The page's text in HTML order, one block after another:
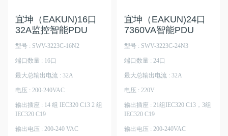
宜坤（EAKUN)16口
32A监控智能PDU
型号 : SWV-3223C-16N2
端口数量 : 16口
最大总输出电流 : 32A
电压 : 200-240VAC
输出插座 : 14 组 IEC320 C13 2 组
IEC320 C19
输出电压 : 200-240 VAC
宜坤（EAKUN)24口
7360VA智能PDU
型号 : SWV-3223C-24N3
端口数量 : 24口
最大总输出电流 : 32A
电压 : 220V
输出插座 : 21组IEC320 C13，3组
IEC320 C19
输出电压 : 200-240VAC